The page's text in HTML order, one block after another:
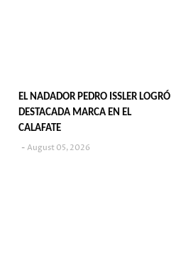
EL NADADOR PEDRO ISSLER LOGRÓ
DESTACADA MARCA EN EL
CALAFATE
August 05, 2026